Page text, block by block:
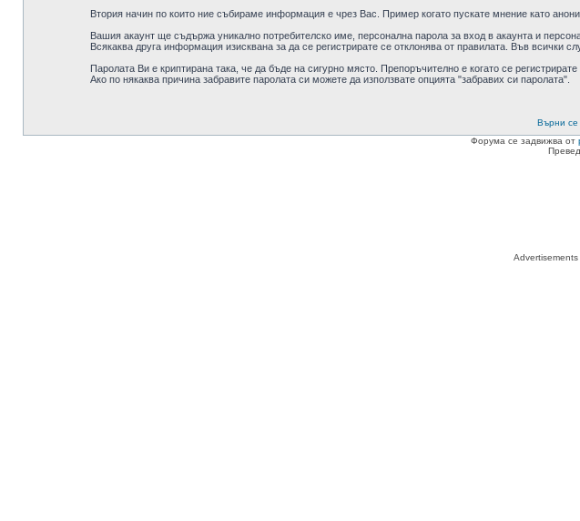
Втория начин по които ние събираме информация е чрез Вас. Пример когато пускате мнение като
Вашия акаунт ще съдържа уникално потребителско име, персонална парола за вход в акаунта и
Всякаква друга информация изисквана за да се регистрирате се отклонява от правилата. Във всички
Паролата Ви е криптирана така, че да бъде на сигурно място. Препоръчително е когато се
Ако по някаква причина забравите паролата си можете да използвате опцията "забравих си паролата".
Върни се
Форума се задвижва от
Advertisements